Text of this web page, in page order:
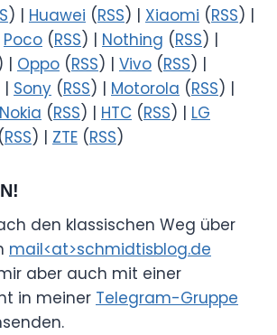
) | Huawei (RSS) | Xiaomi (RSS) |
Poco (RSS) | Nothing (RSS) |
) | Oppo (RSS) | Vivo (RSS) |
Sony (RSS) | Motorola (RSS) |
Nokia (RSS) | HTC (RSS) | LG
(RSS) | ZTE (RSS)
den klassischen Weg über
mail<at>schmidtisblog.de
aber auch mit einer
in meiner Telegram-Gruppe